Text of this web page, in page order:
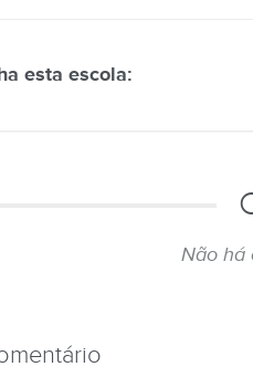
esta escola:
Não há